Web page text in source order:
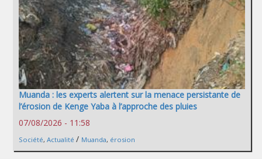
Muanda : les experts alertent sur la menace persistante de
l’érosion de Kenge Yaba à l’approche des pluies
07/08/2026 - 11:58
Société, Actualité / Muanda, érosion